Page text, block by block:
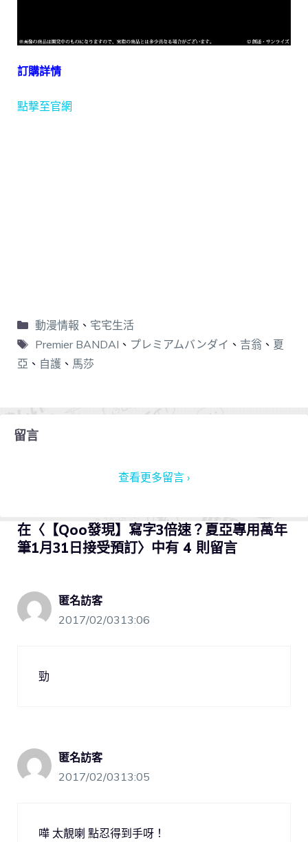
訂購詳情
點撃至官網
動漫情報 、 宅宅生活
Premier BANDAI 、 プレミアムバンダイ 、 吉翁、 夏
亞 、 自護 、 馬莎
留言
查看更多留言 ›
在〈【Qoo發現】寫字3倍速？夏亞專用萬年
筆1月31日接受預訂〉中有 4 則留言
匿名訪客
2017/02/0313:06
勁
匿名訪客
2017/02/0313:05
嘩 太靚喇 點忍得到手呀！